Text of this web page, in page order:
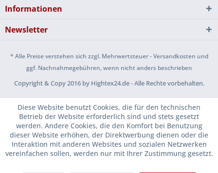
Informationen
Newsletter
* Alle Preise verstehen sich zzgl. Mehrwertsteuer - Versandkosten und
ggf. Nachnahmegebühren, wenn nicht anders beschrieben
Copyright & Copy 2016 by Hightex24.de - Alle Rechte vorbehalten.
Diese Website benutzt Cookies, die für den technischen
Betrieb der Website erforderlich sind und stets gesetzt
werden. Andere Cookies, die den Komfort bei Benutzung
dieser Website erhöhen, der Direktwerbung dienen oder die
Interaktion mit anderen Websites und sozialen Netzwerken
vereinfachen sollen, werden nur mit Ihrer Zustimmung gesetzt.